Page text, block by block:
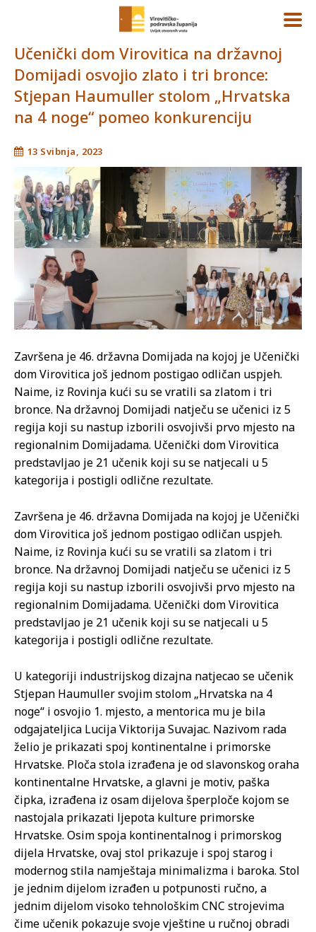
Učenički dom Virovitica na državnoj
Domijadi osvojio zlato i tri bronce:
Stjepan Haumuller stolom „Hrvatska
na 4 noge“ pomeo konkurenciju
13 Svibnja, 2023
Završena je 46. državna Domijada na kojoj je Učenički
dom Virovitica još jednom postigao odličan uspjeh.
Naime, iz Rovinja kući su se vratili sa zlatom i tri
bronce. Na državnoj Domijadi natječu se učenici iz 5
regija koji su nastup izborili osvojivši prvo mjesto na
regionalnim Domijadama. Učenički dom Virovitica
predstavljao je 21 učenik koji su se natjecali u 5
kategorija i postigli odlične rezultate.
Završena je 46. državna Domijada na kojoj je Učenički
dom Virovitica još jednom postigao odličan uspjeh.
Naime, iz Rovinja kući su se vratili sa zlatom i tri
bronce. Na državnoj Domijadi natječu se učenici iz 5
regija koji su nastup izborili osvojivši prvo mjesto na
regionalnim Domijadama. Učenički dom Virovitica
predstavljao je 21 učenik koji su se natjecali u 5
kategorija i postigli odlične rezultate.
U kategoriji industrijskog dizajna natjecao se učenik
Stjepan Haumuller svojim stolom „Hrvatska na 4
noge“ i osvojio 1. mjesto, a mentorica mu je bila
odgajateljica Lucija Viktorija Suvajac. Nazivom rada
želio je prikazati spoj kontinentalne i primorske
Hrvatske. Ploča stola izrađena je od slavonskog oraha
kontinentalne Hrvatske, a glavni je motiv, paška
čipka, izrađena iz osam dijelova šperploče kojom se
nastojala prikazati ljepota kulture primorske
Hrvatske. Osim spoja kontinentalnog i primorskog
dijela Hrvatske, ovaj stol prikazuje i spoj starog i
modernog stila namještaja minimalizma i baroka. Stol
je jednim dijelom izrađen u potpunosti ručno, a
jednim dijelom visoko tehnološkim CNC strojevima
čime učenik pokazuje svoje vještine u ručnoj obradi